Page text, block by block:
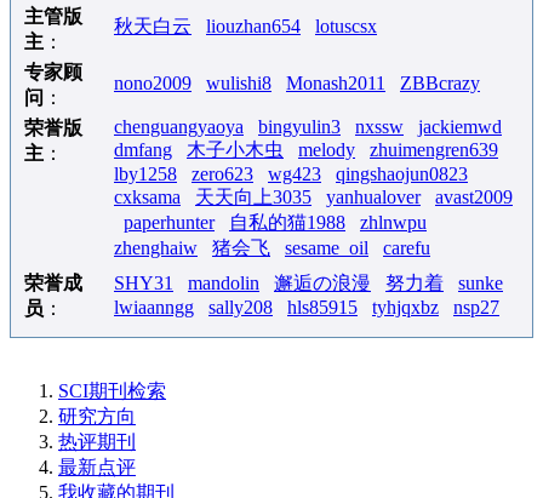
主管版
主 ：
秋天白云 liouzhan654 lotuscsx
专家顾
问 ：
nono2009 wulishi8 Monash2011 ZBBcrazy
荣誉版
主 ：
chenguangyaoya bingyulin3 nxssw
jackiemwd
dmfang
木子小木虫 melody
zhuimengren639
lby1258
zero623 wg423
qingshaojun0823
cxksama
天天向上3035 yanhualover
avast2009
paperhunter
自私的猫1988
zhlnwpu
zhenghaiw
猪会飞 sesame_oil
carefu
荣誉成
员 ：
SHY31 mandolin 邂逅の浪漫 努力着
sunke
lwiaanngg
sally208 hls85915 tyhjqxbz nsp27
SCI期刊检索
研究方向
热评期刊
最新点评
我收藏的期刊